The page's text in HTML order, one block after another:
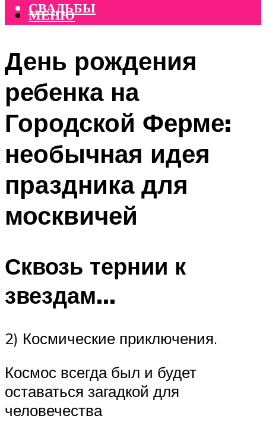
СВАДЬБЫ
МЕНЮ
День рождения
ребенка на
Городской Ферме:
необычная идея
праздника для
москвичей
Сквозь тернии к
звездам…
2) Космические приключения.
Космос всегда был и будет
оставаться загадкой для
человечества